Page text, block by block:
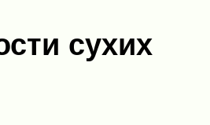
сухих